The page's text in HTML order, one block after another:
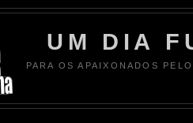
UM DIA
PARA OS APAIXONADOS